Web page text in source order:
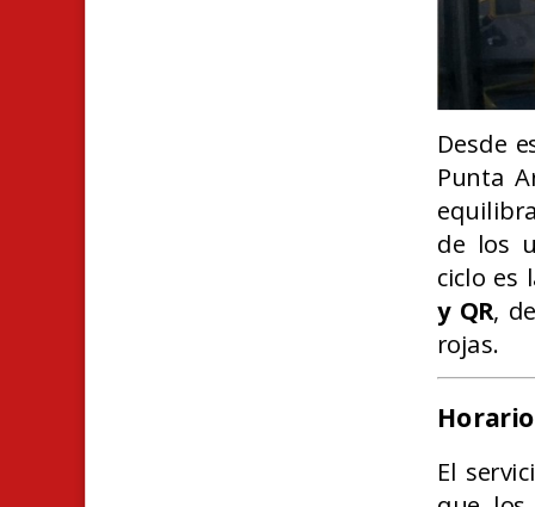
Desde
Punta
de los
ciclo es
y QR,
rojas.
El